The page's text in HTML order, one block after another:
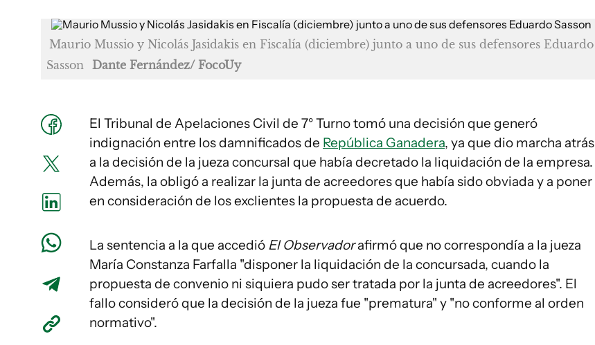
Maurio Mussio y Nicolás Jasidakis en Fiscalía (diciembre) junto a uno de sus defensores Eduardo
Sasson Dante Fernández/ FocoUy
El Tribunal de Apelaciones Civil de 7° Turno tomó una decisión que generó
indignación entre los damnificados de República Ganadera, ya que dio marcha atrás
a la decisión de la jueza concursal que había decretado la liquidación de la empresa.
Además, la obligó a realizar la junta de acreedores que había sido obviada y a poner
en consideración de los exclientes la propuesta de acuerdo.
La sentencia a la que accedió El Observadorafirmó que no correspondía a la jueza
María Constanza Farfalla "disponer la liquidación de la concursada, cuando la
propuesta de convenio ni siquiera pudo ser tratada por la junta de acreedores". El
fallo consideró que la decisión de la jueza fue "prematura" y "no conforme al orden
normativo".